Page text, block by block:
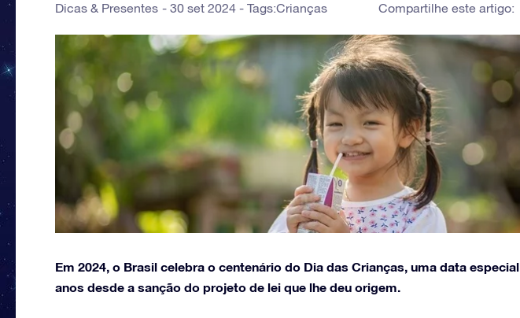
Dicas & Presentes 30 set 2024 - Tags:Crianças Compartilhe este artigo:
Em 2024, o Brasil celebra o centenário do Dia das Crianças, uma data
anos desde a sanção do projeto de lei que lhe deu origem.